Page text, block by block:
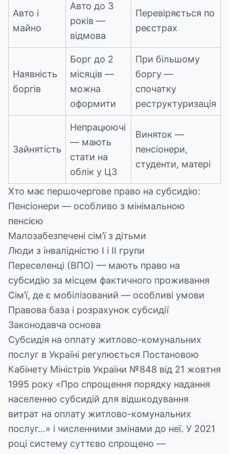
Авто і
майно
Авто до 3
років —
відмова
Перевіряється по
реєстрах
Наявність
боргів
Борг до 2
місяців —
можна
оформити
При більшому
боргу —
спочатку
реструктуризація
Зайнятість
Непрацюючі
— мають
стати на
облік у ЦЗ
Виняток —
пенсіонери,
студенти, матері
Хто має першочергове право на субсидію:
Пенсіонери — особливо з мінімальною
пенсією
Малозабезпечені сім’ї з дітьми
Люди з інвалідністю I і II групи
Переселенці (ВПО) — мають право на
субсидію за місцем фактичного проживання
Сім’ї, де є мобілізований — особливі умови
Правова база і розрахунок субсидії
Законодавча основа
Субсидія на оплату житлово-комунальних
послуг в Україні регулюється Постановою
Кабінету Міністрів України №848 від 21 жовтня
1995 року «Про спрощення порядку надання
населенню субсидій для відшкодування
витрат на оплату житлово-комунальних
послуг…» і численними змінами до неї. У 2021
році систему суттєво спрощено —